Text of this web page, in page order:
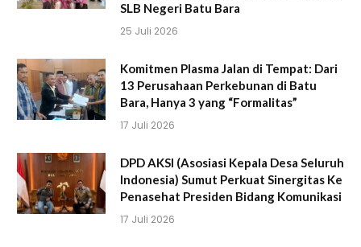
SLB Negeri Batu Bara
25 Juli 2026
Komitmen Plasma Jalan di Tempat: Dari
13 Perusahaan Perkebunan di Batu
Bara, Hanya 3 yang “Formalitas”
17 Juli 2026
DPD AKSI (Asosiasi Kepala Desa Seluruh
Indonesia) Sumut Perkuat Sinergitas Ke
Penasehat Presiden Bidang Komunikasi
17 Juli 2026